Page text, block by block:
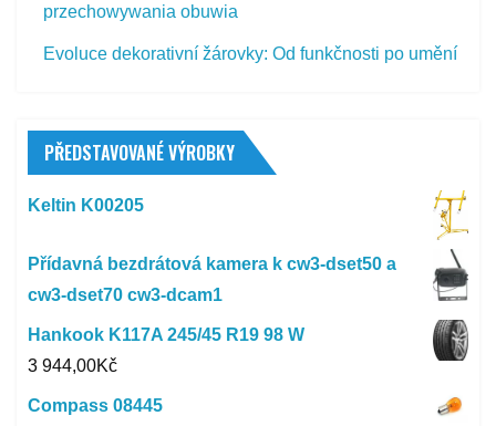
przechowywania obuwia
Evoluce dekorativní žárovky: Od funkčnosti po umění
PŘEDSTAVOVANÉ VÝROBKY
Keltin K00205
Přídavná bezdrátová kamera k cw3-dset50 a
cw3-dset70 cw3-dcam1
Hankook K117A 245/45 R19 98 W
3 944,00Kč
Compass 08445